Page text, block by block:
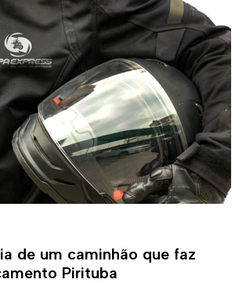
de um caminhão que faz
Pirituba